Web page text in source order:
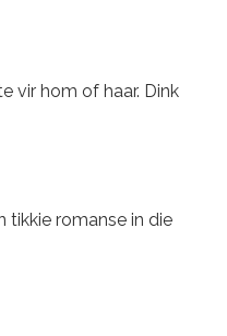
vir hom of haar. Dink
tikkie romanse in die